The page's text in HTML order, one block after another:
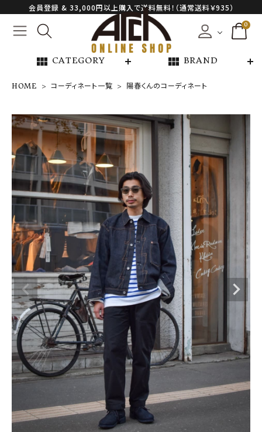
会員登録 & 33,000円以上購入で送料無料！（通常送料￥935）
0
view_module CATEGORY view_module BRAND
NEW ARRIVAL
ARCH EXCLUSIVE
BRAND
CATEGORY
CONTENTS
SHOP
INFORMATION
ご利用ガイド
プライバシーポリシー
特定商取引法について
OFFICIAL WEB SITE
HOME コーディネート一覧 陽春くんのコーディネート